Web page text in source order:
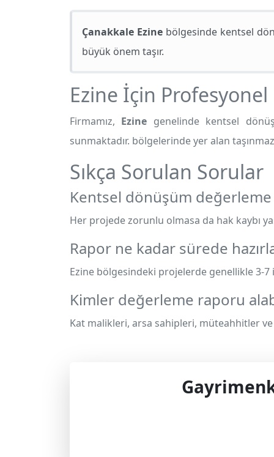
Çanakkale Ezinebölgesinde kentsel
büyük önem taşır.
Ezine İçin
Firmamız, Ezine genelinde kentsel
sunmaktadır. bölgelerinde yer alan
Sıkça Sorulan Sorular
Kentsel dönüşüm
Her projede zorunlu olmasa da hak kaybı
Rapor ne kadar sürede
Ezine bölgesindeki projelerde genellikle 3-7
Kimler değerleme raporu
Kat malikleri, arsa sahipleri, müteahhitler